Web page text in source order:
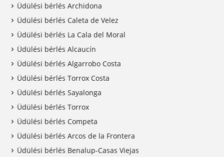
Üdülési bérlés Archidona
Üdülési bérlés Caleta de Velez
Üdülési bérlés La Cala del Moral
Üdülési bérlés Alcaucín
Üdülési bérlés Algarrobo Costa
Üdülési bérlés Torrox Costa
Üdülési bérlés Sayalonga
Üdülési bérlés Torrox
Üdülési bérlés Competa
Üdülési bérlés Arcos de la Frontera
Üdülési bérlés Benalup-Casas Viejas